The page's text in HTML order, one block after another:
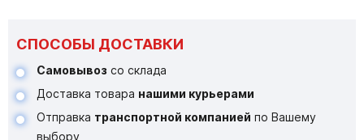
СПОСОБЫ ДОСТАВКИ
Самовывоз со склада
Доставка товара нашими курьерами
Отправка транспортной компанией по Вашему
выбору